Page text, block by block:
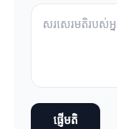
ផ្ញើមតិ